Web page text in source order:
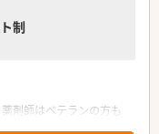
制
剤師はベテランの方も